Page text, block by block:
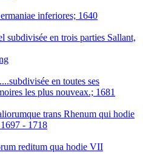
inferiores; 1640
subdivisée en trois parties Sallant,
en toutes ses
les plus nouveax.; 1681
trans Rhenum qui hodie
- 1718
reditum qua hodie VII